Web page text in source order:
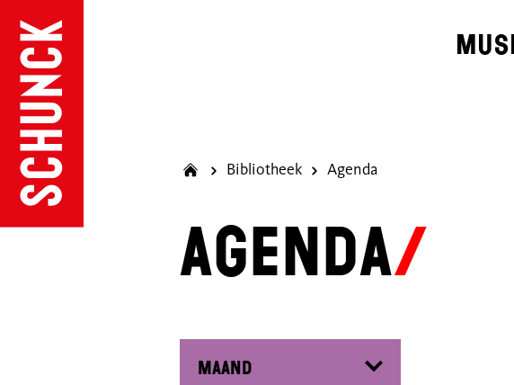
Bibliotheek Agenda
Agenda